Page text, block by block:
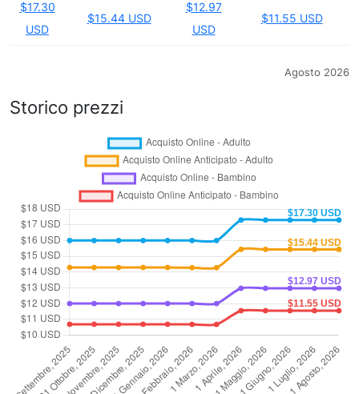
$17.30
USD
$15.44 USD
$12.97
USD
$11.55 USD
Agosto 2026
Storico prezzi